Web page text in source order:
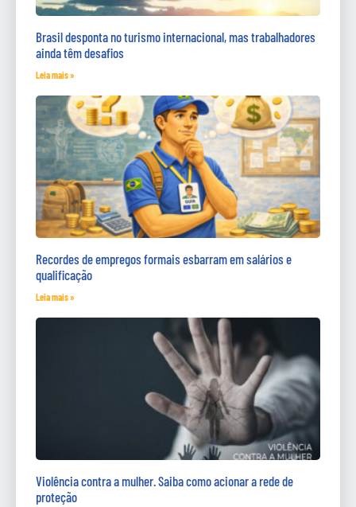
Brasil desponta no turismo internacional, mas trabalhadores
ainda têm desafios
Leia mais »
Recordes de empregos formais esbarram em salários e
qualificação
Leia mais »
Violência contra a mulher. Saiba como acionar a rede de
proteção